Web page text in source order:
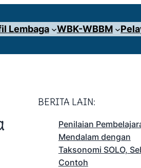
Lembaga WBK-WBBM
BERITA LAIN:
Penilaian
Mendalam dengan
Taksonomi SOLO,
Contoh